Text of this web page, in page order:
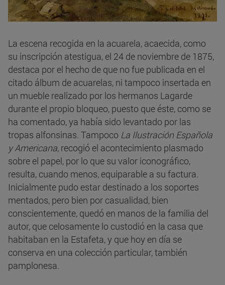
La escena recogida en la acuarela, acaecida, como
su inscripción atestigua, el 24 de noviembre de 1875,
destaca por el hecho de que no fue publicada en el
citado álbum de acuarelas, ni tampoco insertada en
un mueble realizado por los hermanos Lagarde
durante el propio bloqueo, puesto que éste, como se
ha comentado, ya había sido levantado por las
tropas alfonsinas. Tampoco La Ilustración Española
y Americana, recogió el acontecimiento plasmado
sobre el papel, por lo que su valor iconográfico,
resulta, cuando menos, equiparable a su factura.
Inicialmente pudo estar destinado a los soportes
mentados, pero bien por casualidad, bien
conscientemente, quedó en manos de la familia del
autor, que celosamente lo custodió en la casa que
habitaban en la Estafeta, y que hoy en día se
conserva en una colección particular, también
pamplonesa.